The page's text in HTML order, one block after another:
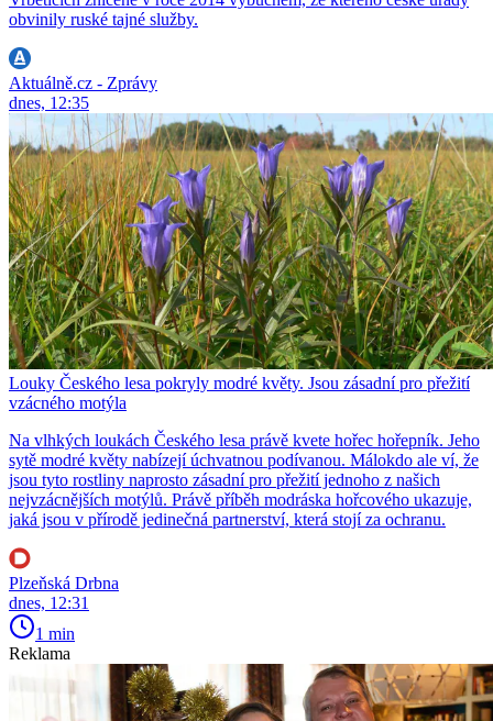
obvinily ruské tajné služby.
Aktuálně.cz - Zprávy
dnes, 12:35
Louky Českého lesa pokryly modré květy. Jsou zásadní pro přežití
vzácného motýla
Na vlhkých loukách Českého lesa právě kvete hořec hořepník. Jeho
sytě modré květy nabízejí úchvatnou podívanou. Málokdo ale ví, že
jsou tyto rostliny naprosto zásadní pro přežití jednoho z našich
nejvzácnějších motýlů. Právě příběh modráska hořcového ukazuje,
jaká jsou v přírodě jedinečná partnerství, která stojí za ochranu.
Plzeňská Drbna
dnes, 12:31
1 min
Reklama